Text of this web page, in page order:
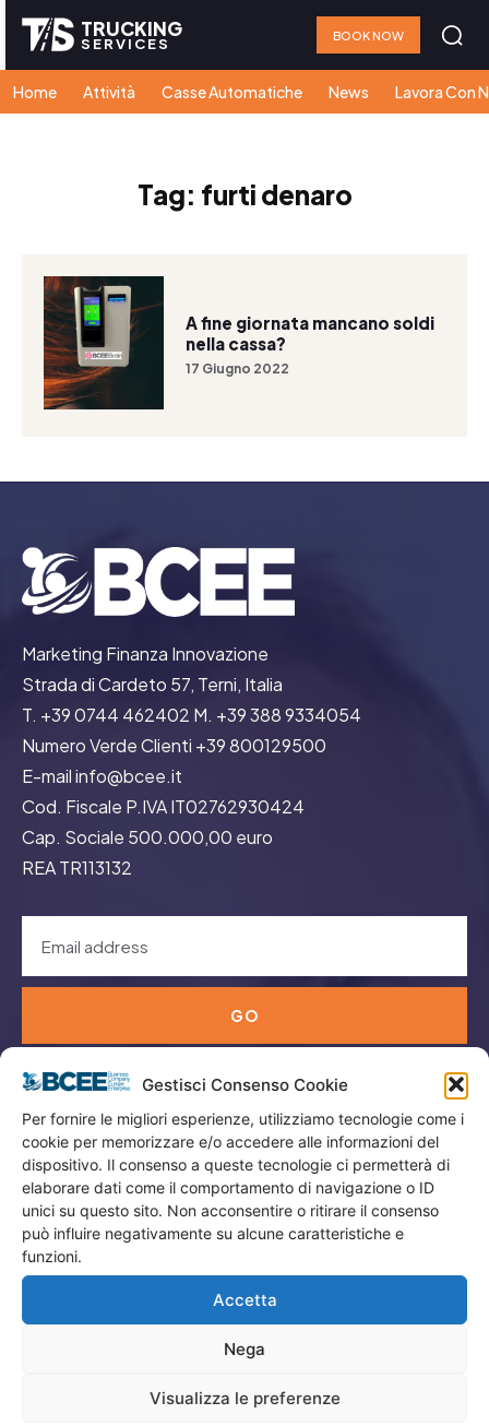
Gestisci Consenso Cookie
Per fornire le migliori esperienze, utilizziamo tecnologie come i
cookie per memorizzare e/o accedere alle informazioni del
dispositivo. Il consenso a queste tecnologie ci permetterà di
elaborare dati come il comportamento di navigazione o ID
unici su questo sito. Non acconsentire o ritirare il consenso
può influire negativamente su alcune caratteristiche e
funzioni.
Accetta
Nega
Visualizza le preferenze
TRUCKING
SERVICES BOOK NOW
Home Attività Casse Automatiche News Lavora Con
Tag: furti denaro
A fine giornata mancano soldi
nella cassa?
17 Giugno 2022
Marketing Finanza Innovazione
Strada di Cardeto 57, Terni, Italia
T. +39 0744 462402 M. +39 388 9334054
Numero Verde Clienti +39 800129500
E-mail info@bcee.it
Cod. Fiscale P.IVA IT02762930424
Cap. Sociale 500.000,00 euro
REA TR113132
GO
Menù
Privacy
Termini Utilizzo
Iscrizione Newsletter
Cookie Policy (UE)